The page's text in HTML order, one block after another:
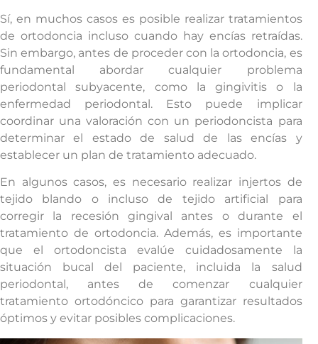
Sí, en muchos casos es posible realizar tratamientos
de ortodoncia incluso cuando hay encías retraídas.
Sin embargo, antes de proceder con la ortodoncia, es
fundamental abordar cualquier problema
periodontal subyacente, como la gingivitis o la
enfermedad periodontal. Esto puede implicar
coordinar una valoración con un periodoncista para
determinar el estado de salud de las encías y
establecer un plan de tratamiento adecuado.
En algunos casos, es necesario realizar injertos de
tejido blando o incluso de tejido artificial para
corregir la recesión gingival antes o durante el
tratamiento de ortodoncia. Además, es importante
que el ortodoncista evalúe cuidadosamente la
situación bucal del paciente, incluida la salud
periodontal, antes de comenzar cualquier
tratamiento ortodóncico para garantizar resultados
óptimos y evitar posibles complicaciones.